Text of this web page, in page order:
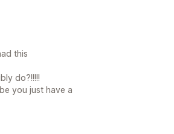
this
do?!!!!!
you just have a